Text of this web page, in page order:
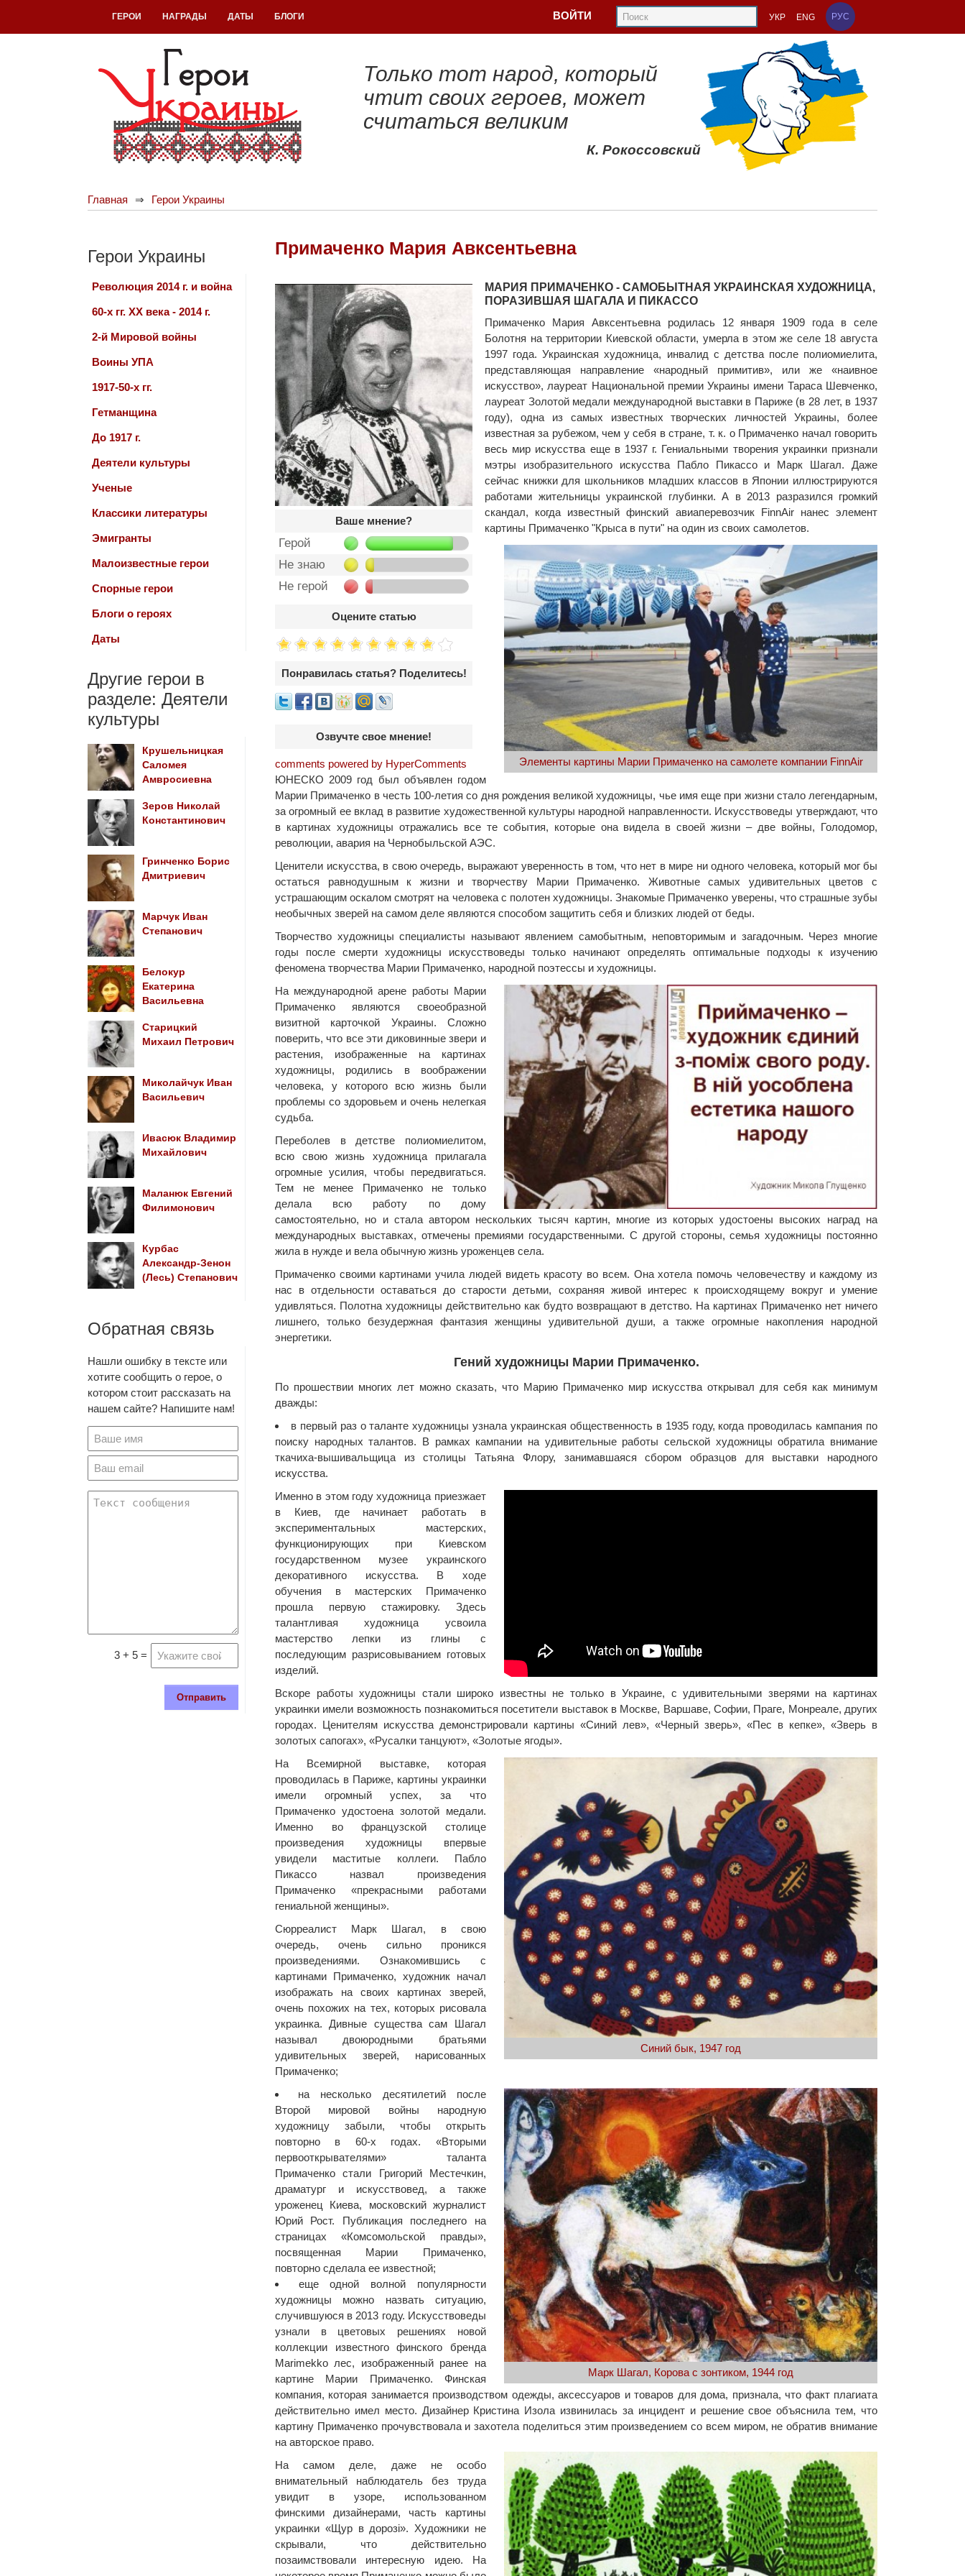
ГЕРОИ НАГРАДЫ ДАТЫ БЛОГИ ВОЙТИ УКР ENG РУС
Только тот народ, который
чтит своих героев, может
считаться великим
К. Рокоссовский
Главная Герои Украины
Примаченко Мария Авксентьевна
Ваше мнение?
Герой
Не знаю
Не герой
Оцените статью
Понравилась статья? Поделитесь!
Озвучте свое мнение!
comments powered by HyperComments
МАРИЯ ПРИМАЧЕНКО - САМОБЫТНАЯ УКРАИНСКАЯ ХУДОЖНИЦА,
ПОРАЗИВШАЯ ШАГАЛА И ПИКАССО
Примаченко Мария Авксентьевна родилась 12 января 1909 года в селе
Болотня на территории Киевской области, умерла в этом же селе 18 августа
1997 года. Украинская художница, инвалид с детства после полиомиелита,
представляющая направление «народный примитив», или же «наивное
искусство», лауреат Национальной премии Украины имени Тараса Шевченко,
лауреат Золотой медали международной выставки в Париже (в 28 лет, в 1937
году), одна из самых известных творческих личностей Украины, более
известная за рубежом, чем у себя в стране, т. к. о Примаченко начал говорить
весь мир искусства еще в 1937 г. Гениальными творения украинки признали
мэтры изобразительного искусства Пабло Пикассо и Марк Шагал. Даже
сейчас книжки для школьников младших классов в Японии иллюстрируются
работами жительницы украинской глубинки. А в 2013 разразился громкий
скандал, когда известный финский авиаперевозчик FinnAir нанес элемент
картины Примаченко "Крыса в пути" на один из своих самолетов.
Элементы картины Марии Примаченко на самолете компании FinnAir
ЮНЕСКО 2009 год был объявлен годом
Марии Примаченко в честь 100-летия со дня рождения великой художницы, чье имя еще при жизни стало легендарным,
за огромный ее вклад в развитие художественной культуры народной направленности. Искусствоведы утверждают, что
в картинах художницы отражались все те события, которые она видела в своей жизни – две войны, Голодомор,
революции, авария на Чернобыльской АЭС.
Ценители искусства, в свою очередь, выражают уверенность в том, что нет в мире ни одного человека, который мог бы
остаться равнодушным к жизни и творчеству Марии Примаченко. Животные самых удивительных цветов с
устрашающим оскалом смотрят на человека с полотен художницы. Знакомые Примаченко уверены, что страшные зубы
необычных зверей на самом деле являются способом защитить себя и близких людей от беды.
Творчество художницы специалисты называют явлением самобытным, неповторимым и загадочным. Через многие
годы после смерти художницы искусствоведы только начинают определять оптимальные подходы к изучению
феномена творчества Марии Примаченко, народной поэтессы и художницы.
На международной арене работы Марии
Примаченко являются своеобразной
визитной карточкой Украины. Сложно
поверить, что все эти диковинные звери и
растения, изображенные на картинах
художницы, родились в воображении
человека, у которого всю жизнь были
проблемы со здоровьем и очень нелегкая
судьба.
Переболев в детстве полиомиелитом,
всю свою жизнь художница прилагала
огромные усилия, чтобы передвигаться.
Тем не менее Примаченко не только
делала всю работу по дому
самостоятельно, но и стала автором нескольких тысяч картин, многие из которых удостоены высоких наград на
международных выставках, отмечены премиями государственными. С другой стороны, семья художницы постоянно
жила в нужде и вела обычную жизнь уроженцев села.
Примаченко своими картинами учила людей видеть красоту во всем. Она хотела помочь человечеству и каждому из
нас в отдельности оставаться до старости детьми, сохраняя живой интерес к происходящему вокруг и умение
удивляться. Полотна художницы действительно как будто возвращают в детство. На картинах Примаченко нет ничего
лишнего, только безудержная фантазия женщины удивительной души, а также огромные накопления народной
энергетики.
Гений художницы Марии Примаченко.
По прошествии многих лет можно сказать, что Марию Примаченко мир искусства открывал для себя как минимум
дважды:
в первый раз о таланте художницы узнала украинская общественность в 1935 году, когда проводилась кампания по
поиску народных талантов. В рамках кампании на удивительные работы сельской художницы обратила внимание
ткачиха-вышивальщица из столицы Татьяна Флору, занимавшаяся сбором образцов для выставки народного
искусства.
Именно в этом году художница приезжает
в Киев, где начинает работать в
экспериментальных мастерских,
функционирующих при Киевском
государственном музее украинского
декоративного искусства. В ходе
обучения в мастерских Примаченко
прошла первую стажировку. Здесь
талантливая художница усвоила
мастерство лепки из глины с
последующим разрисовыванием готовых
изделий.
Вскоре работы художницы стали широко известны не только в Украине, с удивительными зверями на картинах
украинки имели возможность познакомиться посетители выставок в Москве, Варшаве, Софии, Праге, Монреале, других
городах. Ценителям искусства демонстрировали картины «Синий лев», «Черный зверь», «Пес в кепке», «Зверь в
золотых сапогах», «Русалки танцуют», «Золотые ягоды».
Синий бык, 1947 год
На Всемирной выставке, которая
проводилась в Париже, картины украинки
имели огромный успех, за что
Примаченко удостоена золотой медали.
Именно во французской столице
произведения художницы впервые
увидели маститые коллеги. Пабло
Пикассо назвал произведения
Примаченко «прекрасными работами
гениальной женщины».
Сюрреалист Марк Шагал, в свою
очередь, очень сильно проникся
произведениями. Ознакомившись с
картинами Примаченко, художник начал
изображать на своих картинах зверей,
очень похожих на тех, которых рисовала
украинка. Дивные существа сам Шагал
называл двоюродными братьями
удивительных зверей, нарисованных
Примаченко;
Марк Шагал, Корова с зонтиком, 1944 год
на несколько десятилетий после
Второй мировой войны народную
художницу забыли, чтобы открыть
повторно в 60-х годах. «Вторыми
первооткрывателями» таланта
Примаченко стали Григорий Местечкин,
драматург и искусствовед, а также
уроженец Киева, московский журналист
Юрий Рост. Публикация последнего на
страницах «Комсомольской правды»,
посвященная Марии Примаченко,
повторно сделала ее известной;
еще одной волной популярности
художницы можно назвать ситуацию,
случившуюся в 2013 году. Искусствоведы
узнали в цветовых решениях новой
коллекции известного финского бренда
Marimekko лес, изображенный ранее на
картине Марии Примаченко. Финская
компания, которая занимается производством одежды, аксессуаров и товаров для дома, признала, что факт плагиата
действительно имел место. Дизайнер Кристина Изола извинилась за инцидент и решение свое объяснила тем, что
картину Примаченко прочувствовала и захотела поделиться этим произведением со всем миром, не обратив внимание
на авторское право.
На самом деле, даже не особо
внимательный наблюдатель без труда
увидит в узоре, использованном
финскими дизайнерами, часть картины
украинки «Щур в дорозі». Художники не
скрывали, что действительно
позаимствовали интересную идею. На
Герои Украины
Революция 2014 г. и война
60-х гг. ХХ века - 2014 г.
2-й Мировой войны
Воины УПА
1917-50-х гг.
Гетманщина
До 1917 г.
Деятели культуры
Ученые
Классики литературы
Эмигранты
Малоизвестные герои
Спорные герои
Блоги о героях
Даты
Другие герои в
разделе: Деятели
культуры
Крушельницкая
Саломея
Амвросиевна
Зеров Николай
Константинович
Гринченко Борис
Дмитриевич
Марчук Иван
Степанович
Белокур
Екатерина
Васильевна
Старицкий
Михаил Петрович
Миколайчук Иван
Васильевич
Ивасюк Владимир
Михайлович
Маланюк Евгений
Филимонович
Курбас
Александр-Зенон
(Лесь) Степанович
Обратная связь
Нашли ошибку в тексте или
хотите сообщить о герое, о
котором стоит рассказать на
нашем сайте? Напишите нам!
3 + 5 =
Отправить